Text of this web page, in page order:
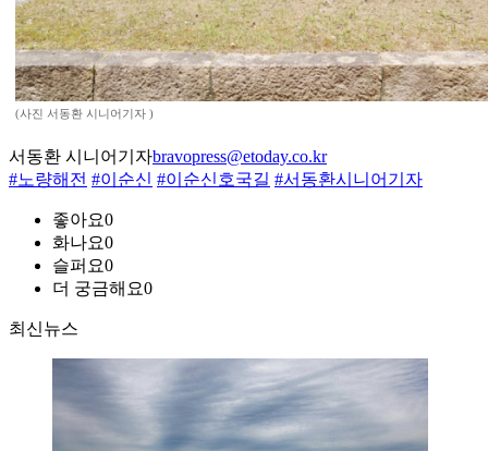
(사진 서동환 시니어기자 )
서동환 시니어기자bravopress@etoday.co.kr
#노량해전 #이순신 #이순신호국길 #서동환시니어기자
좋아요0
화나요0
슬퍼요0
더 궁금해요0
최신뉴스